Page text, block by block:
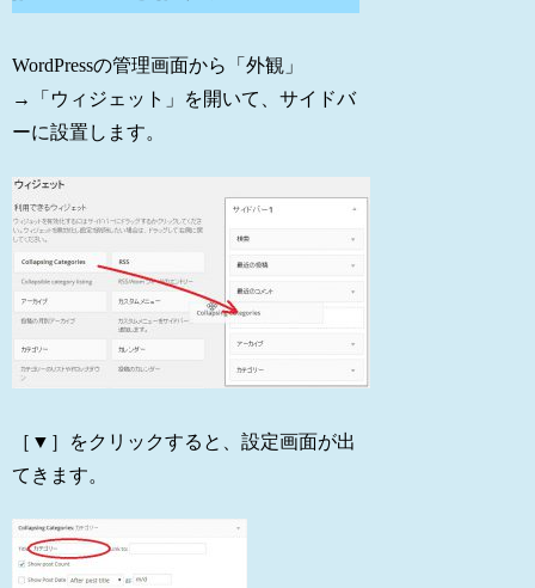
WordPressの管理画面から「外観」
→「ウィジェット」を開いて、サイドバ
ーに設置します。
［▼］をクリックすると、設定画面が出
てきます。